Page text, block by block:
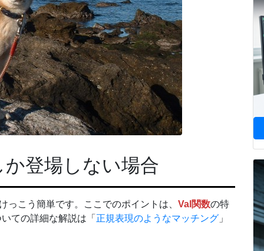
登場しない場合
こう簡単です。ここでのポイントは、 Val関数の特
ての詳細な解説は「 正規表現のようなマッチング 」